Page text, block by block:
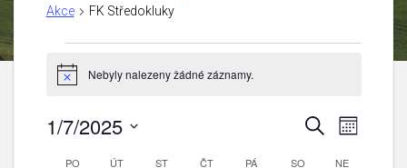
Akce FK Středokluky
Notice Nebyly nalezeny žádné záznamy.
Navigace
Hledat
pro
Měsíc
1/7/2025
PO PONDĚLÍ
ÚT ÚTERÝSTSTŘEDAČT ČTVRTEK
PÁPÁTEK SO SOBOTA
NE